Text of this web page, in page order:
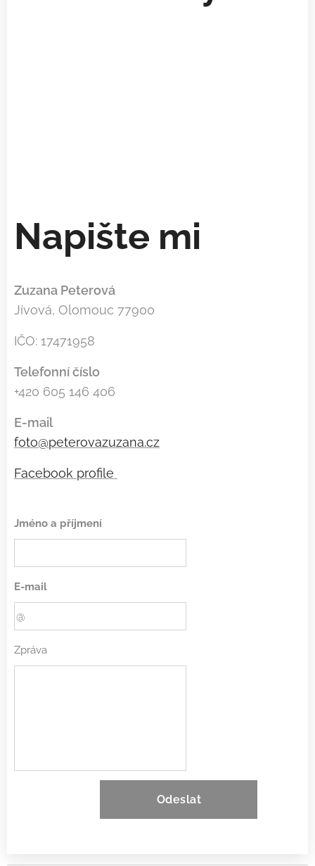
Napište mi
Zuzana Peterová
Jívová, Olomouc 77900
IČO: 17471958
Telefonní číslo
+420 605 146 406
E-mail
foto@peterovazuzana.cz
Facebook profile
Jméno a příjmení
E-mail
Zpráva
Odeslat